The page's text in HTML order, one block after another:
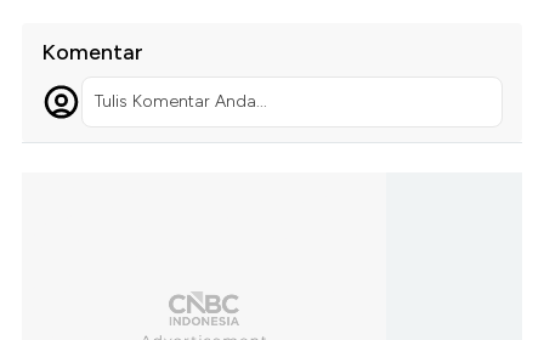
Komentar
Tulis Komentar Anda...